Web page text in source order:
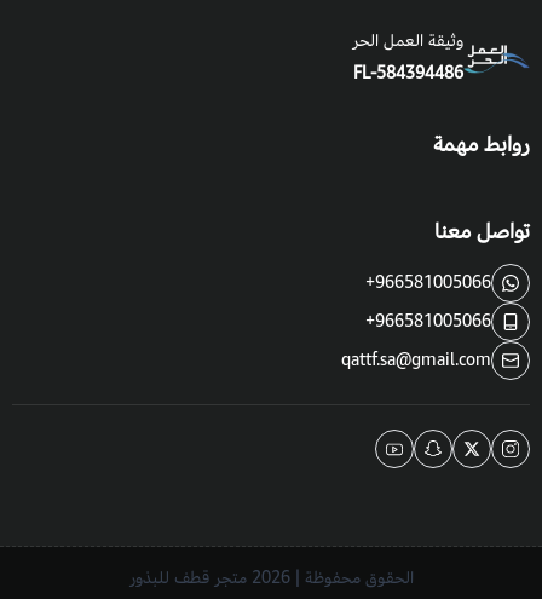
وثيقة العمل الحر
FL-584394486
روابط مهمة
تواصل معنا
+966581005066
+966581005066
qattf.sa@gmail.com
الحقوق محفوظة | 2026 متجر قطف للبذور